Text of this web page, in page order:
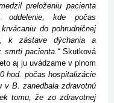
preloženiu pacienta
kde počas
do pohrudničnej
k zástave dýchania a
pacienta.“Skutková
aj ju uvádzame v plnom
hod. počas hospitalizácie
v B. zanedbala zdravotnú
tomu, že zo zdravotnej